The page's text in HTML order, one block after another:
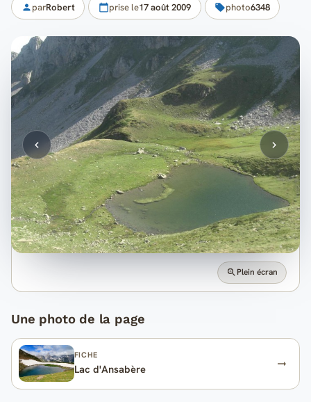
parRobert prise le17 août 2009 photo6348
Plein écran
Une photo de la page
FICHE
Lac d'Ansabère